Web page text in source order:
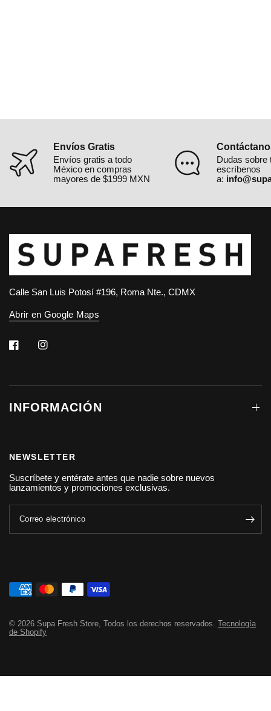
Envíos Gratis
Envíos gratis a todo
México en compras
mayores de $1999 MXN
Dudas sobre
escríbenos
a:
Calle San Luis Potosí #196, Roma Nte., CDMX
Abrir en Google Maps
INFORMACIÓN
NEWSLETTER
Suscríbete y entérate antes que nadie sobre nuevos
lanzamientos y promociones exclusivas.
Correo electrónico
© 2026 Supa Fresh Store, Todos los derechos reservados.Tecnología
de Shopify